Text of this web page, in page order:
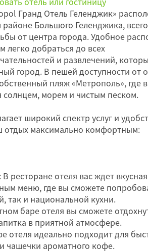
Гранд Отель Геленджик»
Большого Геленджика,
от центра города. Удобное
легко добраться до всех
и развлечений,
город. В пешей доступности от
пляж «Метрополь», где
солнцем, морем и чистым песком.
широкий спектр услуг и
отдых максимально комфортным:
ресторане отеля вас ждет
меню, где вы сможете
так и национальной кухни.
баре отеля вы сможете
в приятной атмосфере.
отеля идеально подходит для
чашечки ароматного кофе.